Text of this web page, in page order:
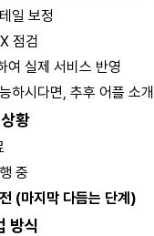
일 보정
점검
여 실제 서비스 반영
하시다면, 추후 어플 소
황
중
(마지막 다듬는 단계)
방식